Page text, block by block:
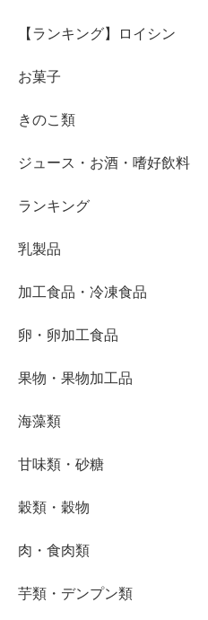
【ランキング】ロイシン
お菓子
きのこ類
ジュース・お酒・嗜好飲料
ランキング
乳製品
加工食品・冷凍食品
卵・卵加工食品
果物・果物加工品
海藻類
甘味類・砂糖
穀類・穀物
肉・食肉類
芋類・デンプン類